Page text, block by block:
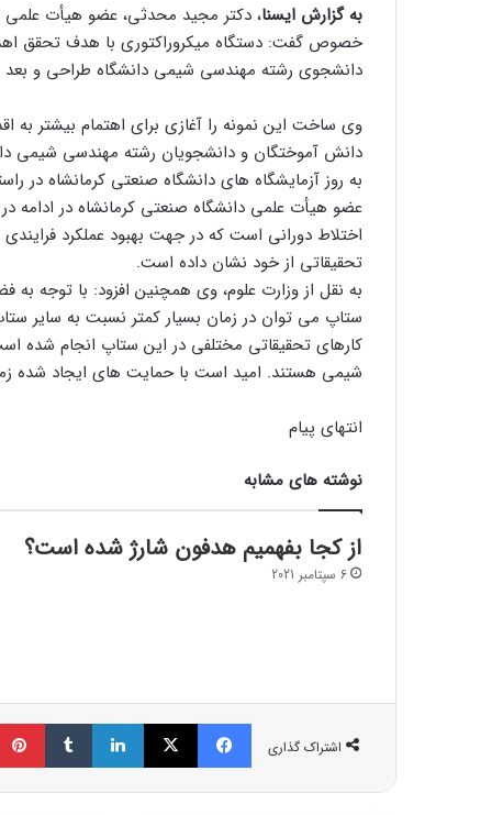
به گزارش ایسنا، دکتر مجید محدثی، عضو هیأت علمی
خصوص گفت: دستگاه میکروراکتوری با هدف تحقق
دانشجوی رشته مهندسی شیمی دانشگاه طراحی و
وی ساخت این نمونه را آغازی برای اهتمام بیشتر به
دانش آموختگان و دانشجویان رشته مهندسی شیمی
به روز آزمایشگاه های دانشگاه صنعتی کرمانشاه در
عضو هیأت علمی دانشگاه صنعتی کرمانشاه در ادامه
اختلاط دورانی است که در جهت بهبود عملکرد
تحقیقاتی از خود نشان داده است‌.
به نقل از وزارت علوم، وی همچنین افزود: با توجه
ستاپ می توان در زمان بسیار کمتر نسبت به سایر
کارهای تحقیقاتی مختلفی در این ستاپ انجام شده
شیمی هستند. امید است با حمایت های ایجاد شده
انتهای پیام
نوشته های مشابه
از کجا بفهمیم هدفون شارژ شده است؟
6 سپتامبر 2021
اشتراک گذاری
فیسبوک ایکس لینکداین تامبلر